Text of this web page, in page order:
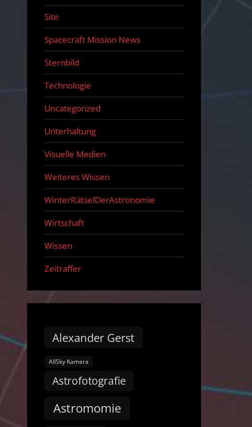
Site
Spacecraft Mission News
Sternbild
Technologie
Uncategorized
Unterhaltung
Visuelle Medien
Weiteres Wissen
WinterRätselDerAstronomie
Wirtschaft
Wissen
Zeitraffer
Alexander Gerst
AllSky Kamera
Astrofotografie
Astromomie